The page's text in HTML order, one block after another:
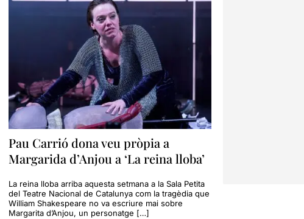
Pau Carrió dona veu pròpia a
Margarida d’Anjou a ‘La reina lloba’
La reina lloba arriba aquesta setmana a la Sala Petita
del Teatre Nacional de Catalunya com la tragèdia que
William Shakespeare no va escriure mai sobre
Margarita d’Anjou, un personatge […]